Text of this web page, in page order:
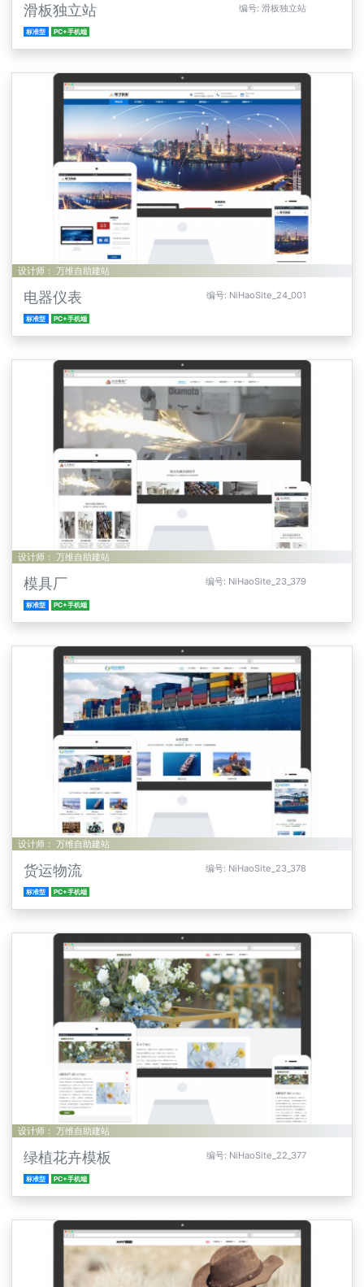
滑板独立站 编号: 滑板独立站
标准型 PC+手机端
设计师： 万维自助建站
电器仪表 编号: NiHaoSite_24_001
标准型 PC+手机端
设计师： 万维自助建站
模具厂 编号: NiHaoSite_23_379
标准型 PC+手机端
设计师： 万维自助建站
货运物流 编号: NiHaoSite_23_378
标准型 PC+手机端
设计师： 万维自助建站
绿植花卉模板 编号: NiHaoSite_22_377
标准型 PC+手机端